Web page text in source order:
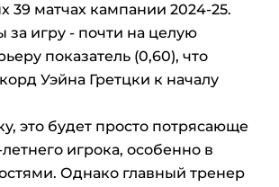
39 матчах кампании 2024-25.
игру - почти на целую
показатель (0,60), что
Уэйна Гретцки к началу
это будет просто потрясающе
игрока, особенно в
Однако главный тренер